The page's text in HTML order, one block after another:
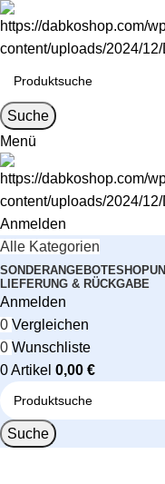
Suche
Menü
Anmelden
Alle Kategorien
SONDERANGEBOTESHOP
LIEFERUNG & RÜCKGABE
Anmelden
0 Vergleichen
0 Wunschliste
0Artikel 0,00 €
Suche